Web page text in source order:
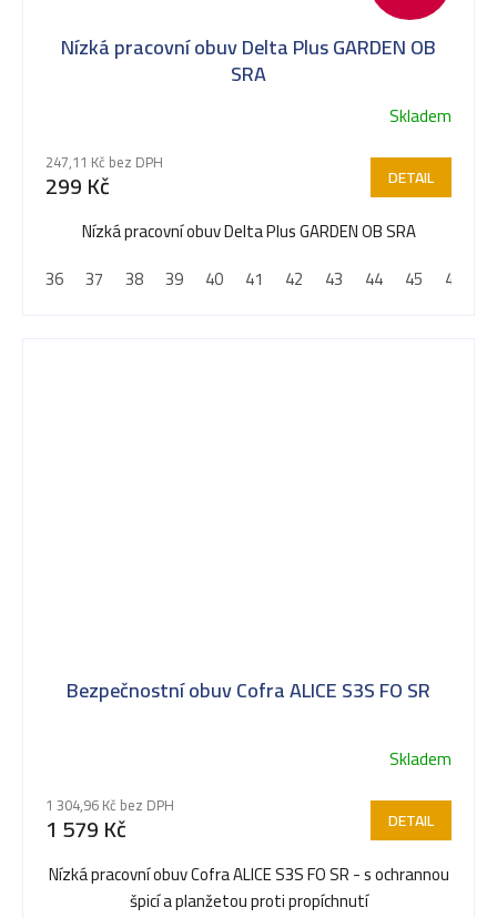
Nízká pracovní obuv Delta Plus GARDEN OB
SRA
Skladem
247,11 Kč bez DPH
299 Kč DETAIL
Nízká pracovní obuv Delta Plus GARDEN OB SRA
36
37 38 39 40 41 42 43 44 45 46
Bezpečnostní obuv Cofra ALICE S3S FO SR
Skladem
1 304,96 Kč bez DPH
1 579 Kč DETAIL
Nízká pracovní obuv Cofra ALICE S3S FO SR - s ochrannou
špicí a planžetou proti propíchnutí